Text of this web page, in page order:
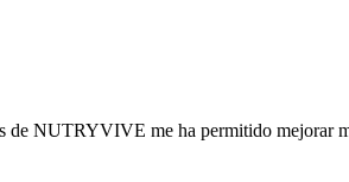
de NUTRYVIVE me ha permitido mejorar